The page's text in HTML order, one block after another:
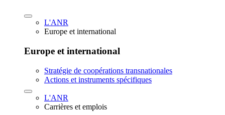
L'ANR
Europe et international
Europe et international
Stratégie de coopérations transnationales
Actions et instruments spécifiques
L'ANR
Carrières et emplois